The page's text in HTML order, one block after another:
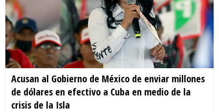
Acusan al Gobierno de México de enviar millones
de dólares en efectivo a Cuba en medio de la
crisis de la Isla